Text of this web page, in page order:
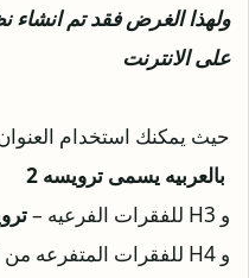
ولهذا الغرض فقد تم انشاء
على الانترنت
بالعربيه يسمى ترويسه 2
و H3 للفقرات الفرعيه –
و H4 للفقرات المتفرعه من الفقرات الفرعية –